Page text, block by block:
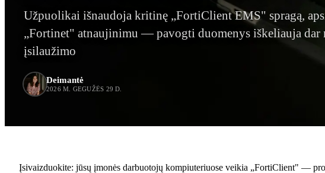
Užpuolikai išnaudoja kritinę „FortiClient EMS" spragą,
„Fortinet" atnaujinimu — pavogti duomenys iškeliauja dar
įsilaužimo
Deimantė
2026 M. GEGUŽĖS 29 D.
Įsivaizduokite: jūsų įmonės darbuotojų kompiuteriuose veikia „FortiClient" —